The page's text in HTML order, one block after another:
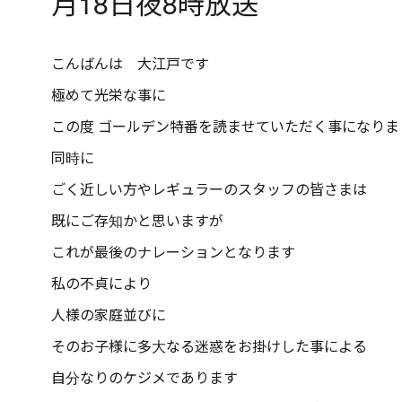
こんばんは 大江戸です
極めて光栄な事に
この度 ゴールデン特番を読ませていただく事になり
同時に
ごく近しい方やレギュラーのスタッフの皆さまは
既にご存知かと思いますが
これが最後のナレーションとなります
私の不貞により
人様の家庭並びに
そのお子様に多大なる迷惑をお掛けした事による
自分なりのケジメであります